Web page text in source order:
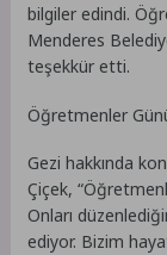
bilgiler edindi.
Menderes
teşekkür etti.
Öğretmenler
Gezi hakkında
Çiçek,
Onları
ediyor. Bizim